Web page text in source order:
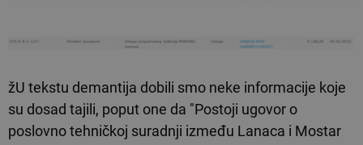
žU tekstu demantija dobili smo neke informacije koje
su dosad tajili, poput one da "Postoji ugovor o
poslovno tehničkoj suradnji između Lanaca i Mostar